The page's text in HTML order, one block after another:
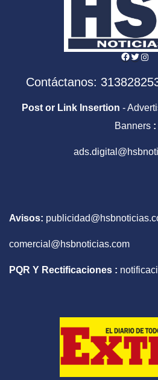
Twitter
Contáctanos:
Post or Link Insertion -
Banners :
Avisos:
comercial@hsbnoticias.com
PQR Y Rectificaciones :